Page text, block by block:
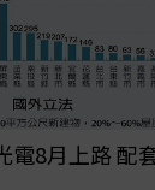
電8月上路 配